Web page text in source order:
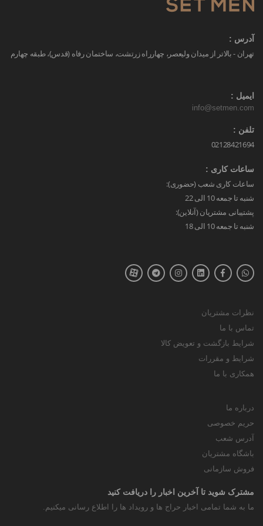
آدرس :
تهران - بالاتر از میدان ولیعصر، چهارراه زرتشت، ساختمان رفاه (قدس)، طبقه چهارم
ایمیل :
info@setmen.com
تلفن :
02128421694
ساعات کاری :
ساعات کاری شعب (حضوری):
شنبه تا جمعه 10 الی 22
پشتیبانی مشتریان (آنلاین):
شنبه تا جمعه 10 الی 18
نظرات مشتریان
تماس با ما
شرایط بازگشت و تعویض کالا
شرایط و مقررات
همکاری با ما
درباره ما
حریم خصوصی
آدرس شعب
باشگاه مشتریان
فروش سازمانی
مشترک شوید تا آخرین اخبار را دریافت کنید
ما به شما تمامی اخبار حراج ها و رویداد ها را اطلاع رسانی میکنیم.